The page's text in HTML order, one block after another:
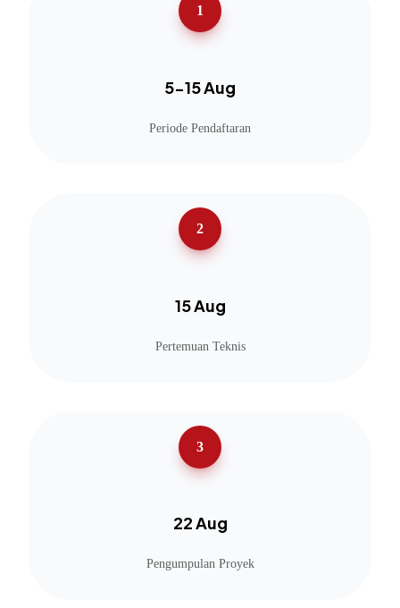
1
5-15 Aug
Periode Pendaftaran
2
15 Aug
Pertemuan Teknis
3
22 Aug
Pengumpulan Proyek